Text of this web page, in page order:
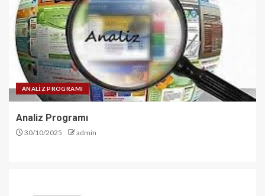
ANALİZ PROGRAMI
Analiz Programı
30/10/2025 admin